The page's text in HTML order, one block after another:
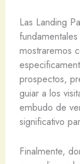
Las Landing
mostraremos
prospectos,
guiar a los
embudo de
significativo
Finalmente,